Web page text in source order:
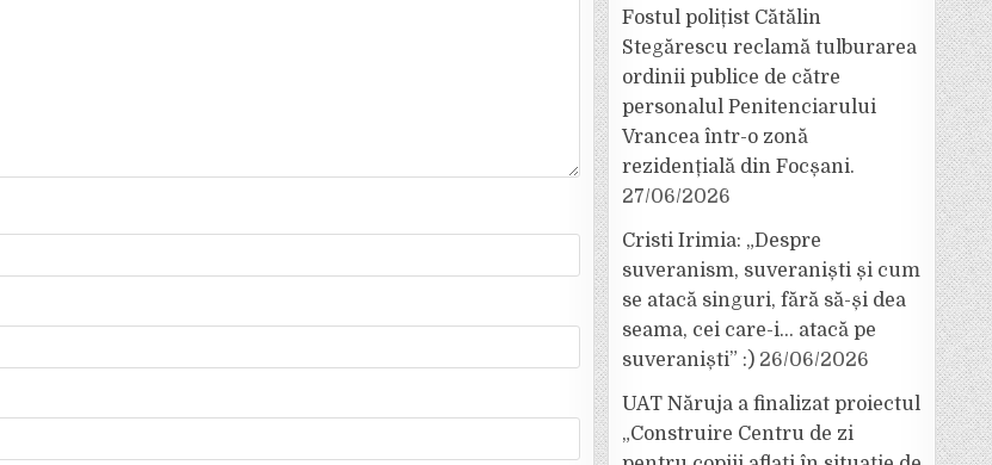
Fostul polițist Cătălin
Stegărescu reclamă tulburarea
ordinii publice de către
personalul Penitenciarului
Vrancea într-o zonă
rezidențială din Focșani.
27/06/2026
Cristi Irimia: „Despre
suveranism, suveraniști și cum
se atacă singuri, fără să-și dea
seama, cei care-i… atacă pe
suveraniști” :) 26/06/2026
UAT Năruja a finalizat proiectul
„Construire Centru de zi